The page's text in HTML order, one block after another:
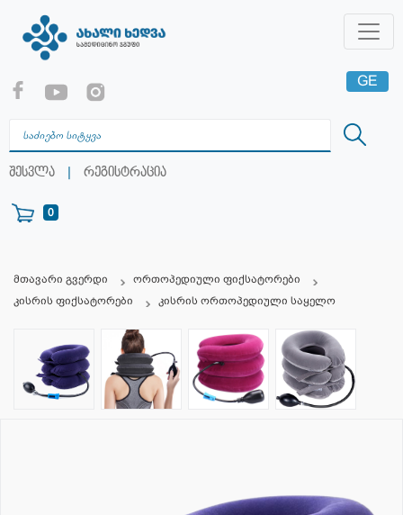
შესვლა | რეგისტრაცია
0
GE
RU
მთავარი გვერდი
ორთოპედიული ფიქსატორები
კისრის ფიქსატორები
კისრის ორთოპედიული საყელო